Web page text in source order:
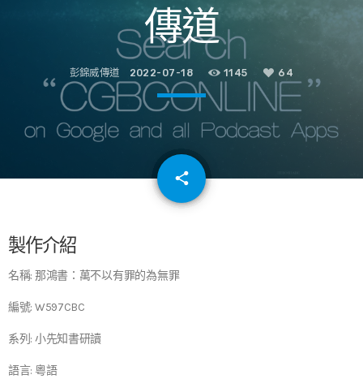
傳道
彭錦威傳道 2022-07-18 1145 64
share
email
製作介紹
名稱: 那鴻書：萬不以有罪的為無罪
編號: W597CBC
系列: 小先知書研讀
語言: 粵語